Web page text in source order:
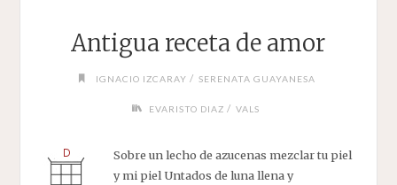
Antigua receta de amor
IGNACIO IZCARAY / SERENATA GUAYANESA
EVARISTO DIAZ / VALS
Sobre un lecho de azucenas mezclar tu piel
y mi piel Untados de luna llena y